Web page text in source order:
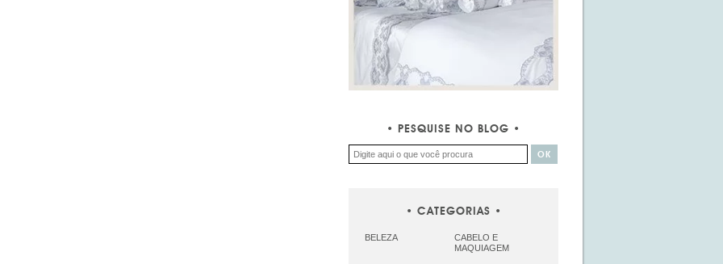
PESQUISE NO BLOG
CATEGORIAS
BELEZA
CABELO E
MAQUIAGEM